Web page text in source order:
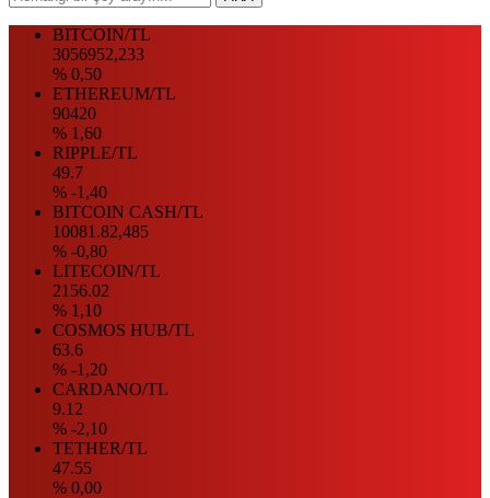
BITCOIN/TL
3056952,233
% 0,50
ETHEREUM/TL
90420
% 1,60
RIPPLE/TL
49.7
% -1,40
BITCOIN CASH/TL
10081.82,485
% -0,80
LITECOIN/TL
2156.02
% 1,10
COSMOS HUB/TL
63.6
% -1,20
CARDANO/TL
9.12
% -2,10
TETHER/TL
47.55
% 0,00